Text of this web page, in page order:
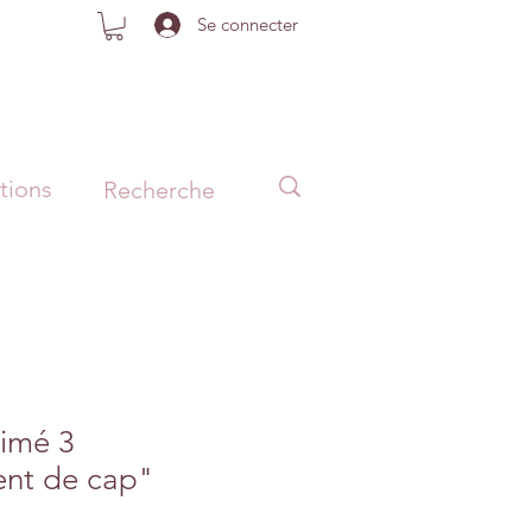
Se connecter
3
de cap"